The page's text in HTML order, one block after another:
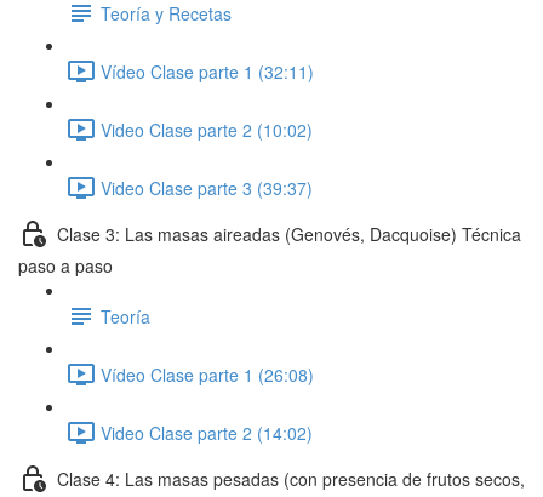
Teoría y Recetas
Vídeo Clase parte 1 (32:11)
Video Clase parte 2 (10:02)
Video Clase parte 3 (39:37)
Clase 3: Las masas aireadas (Genovés, Dacquoise) Técnica
paso a paso
Teoría
Vídeo Clase parte 1 (26:08)
Video Clase parte 2 (14:02)
Clase 4: Las masas pesadas (con presencia de frutos secos,